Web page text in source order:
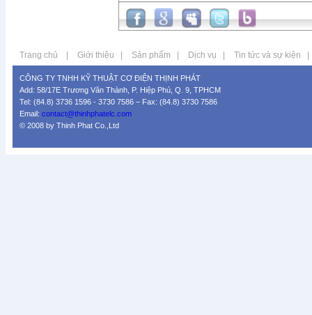
Trang chủ Giới thiệu Sản phẩm Dịch vụ Tin tức và sự kiện
CÔNG TY TNHH KỸ THUẬT CƠ ĐIỆN THỊNH PHÁT
Add: 58/17E Trương Văn Thành, P. Hiệp Phú, Q. 9, TPHCM
Tel: (84.8) 3736 1596 - 3730 7586 – Fax: (84.8) 3730 7586
Email: contact@thinhphatelc.com
© 2008 by Thinh Phat Co.,Ltd